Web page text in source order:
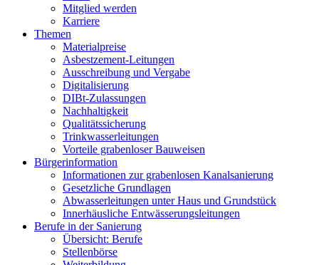
Mitglied werden
Karriere
Themen
Materialpreise
Asbestzement-Leitungen
Ausschreibung und Vergabe
Digitalisierung
DIBt-Zulassungen
Nachhaltigkeit
Qualitätssicherung
Trinkwasserleitungen
Vorteile grabenloser Bauweisen
Bürgerinformation
Informationen zur grabenlosen Kanalsanierung
Gesetzliche Grundlagen
Abwasserleitungen unter Haus und Grundstück
Innerhäusliche Entwässerungsleitungen
Berufe in der Sanierung
Übersicht: Berufe
Stellenbörse